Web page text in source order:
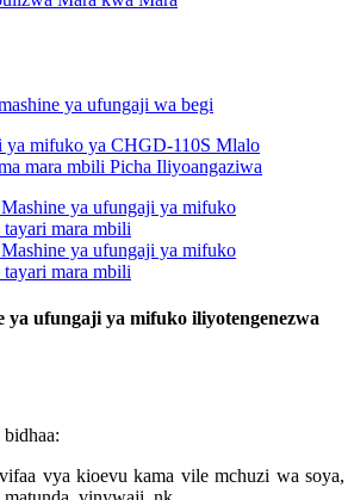
ya ufungaji wa begi
ya ufungaji ya mifuko iliyotengenezwa
vya kioevu kama vile mchuzi wa soya,